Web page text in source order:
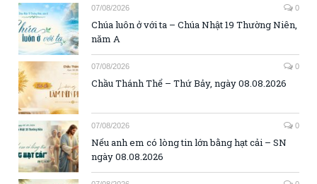
07/08/2026 0
Chúa luôn ở với ta – Chúa Nhật 19 Thường Niên,
năm A
07/08/2026 0
Chầu Thánh Thể – Thứ Bảy, ngày 08.08.2026
07/08/2026 0
Nếu anh em có lòng tin lớn bằng hạt cải – SN
ngày 08.08.2026